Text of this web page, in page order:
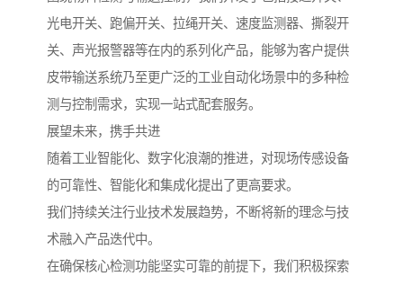
光电开关、跑偏开关、拉绳开关、速度监测器、撕裂开
关、声光报警器等在内的系列化产品，能够为客户提供
皮带输送系统乃至更广泛的工业自动化场景中的多种检
测与控制需求，实现一站式配套服务。
展望未来，携手共进
随着工业智能化、数字化浪潮的推进，对现场传感设备
的可靠性、智能化和集成化提出了更高要求。
我们持续关注行业技术发展趋势，不断将新的理念与技
术融入产品迭代中。
在确保核心检测功能坚实可靠的前提下，我们积极探索